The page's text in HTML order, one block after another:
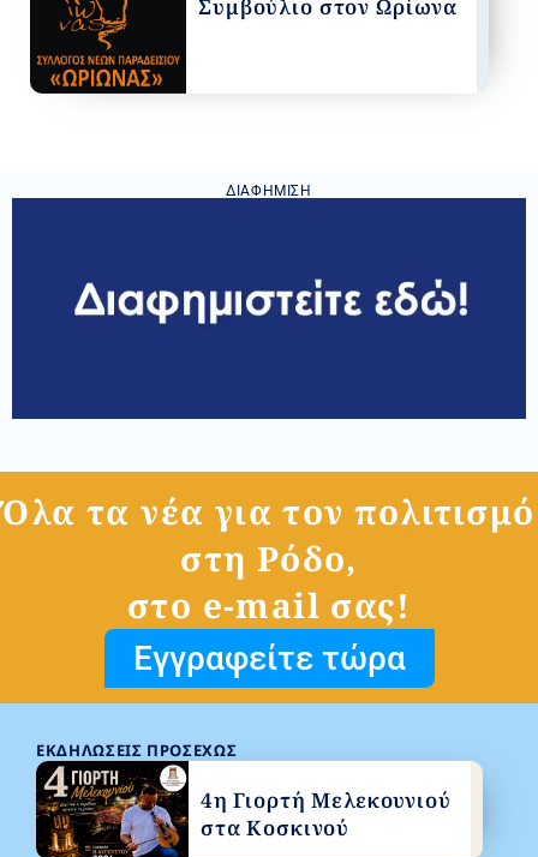
Συμβούλιο στον Ωρίωνα
ΔΙΑΦΉΜΙΣΗ
Όλα τα νέα για τον πολιτισμό
στη Ρόδο,
στο e-mail σας!
Εγγραφείτε τώρα
ΕΚΔΗΛΏΣΕΙΣ ΠΡΟΣΕΧΏΣ
4η Γιορτή Μελεκουνιού
στα Κοσκινού